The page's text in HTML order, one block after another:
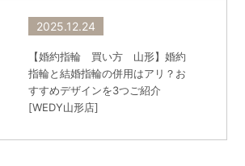
2025.12.24
【婚約指輪 買い方 山形】婚約
指輪と結婚指輪の併用はアリ？お
すすめデザインを3つご紹介
[WEDY山形店]